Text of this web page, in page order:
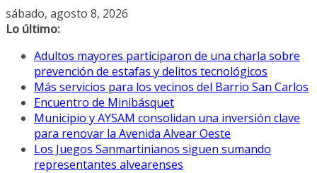
Saltar
al
sábado, agosto 8, 2026
Lo último:
Adultos mayores participaron de una charla sobre
prevención de estafas y delitos tecnológicos
Más servicios para los vecinos del Barrio San Carlos
Encuentro de Minibásquet
Municipio y AYSAM consolidan una inversión clave
para renovar la Avenida Alvear Oeste
Los Juegos Sanmartinianos siguen sumando
representantes alvearenses